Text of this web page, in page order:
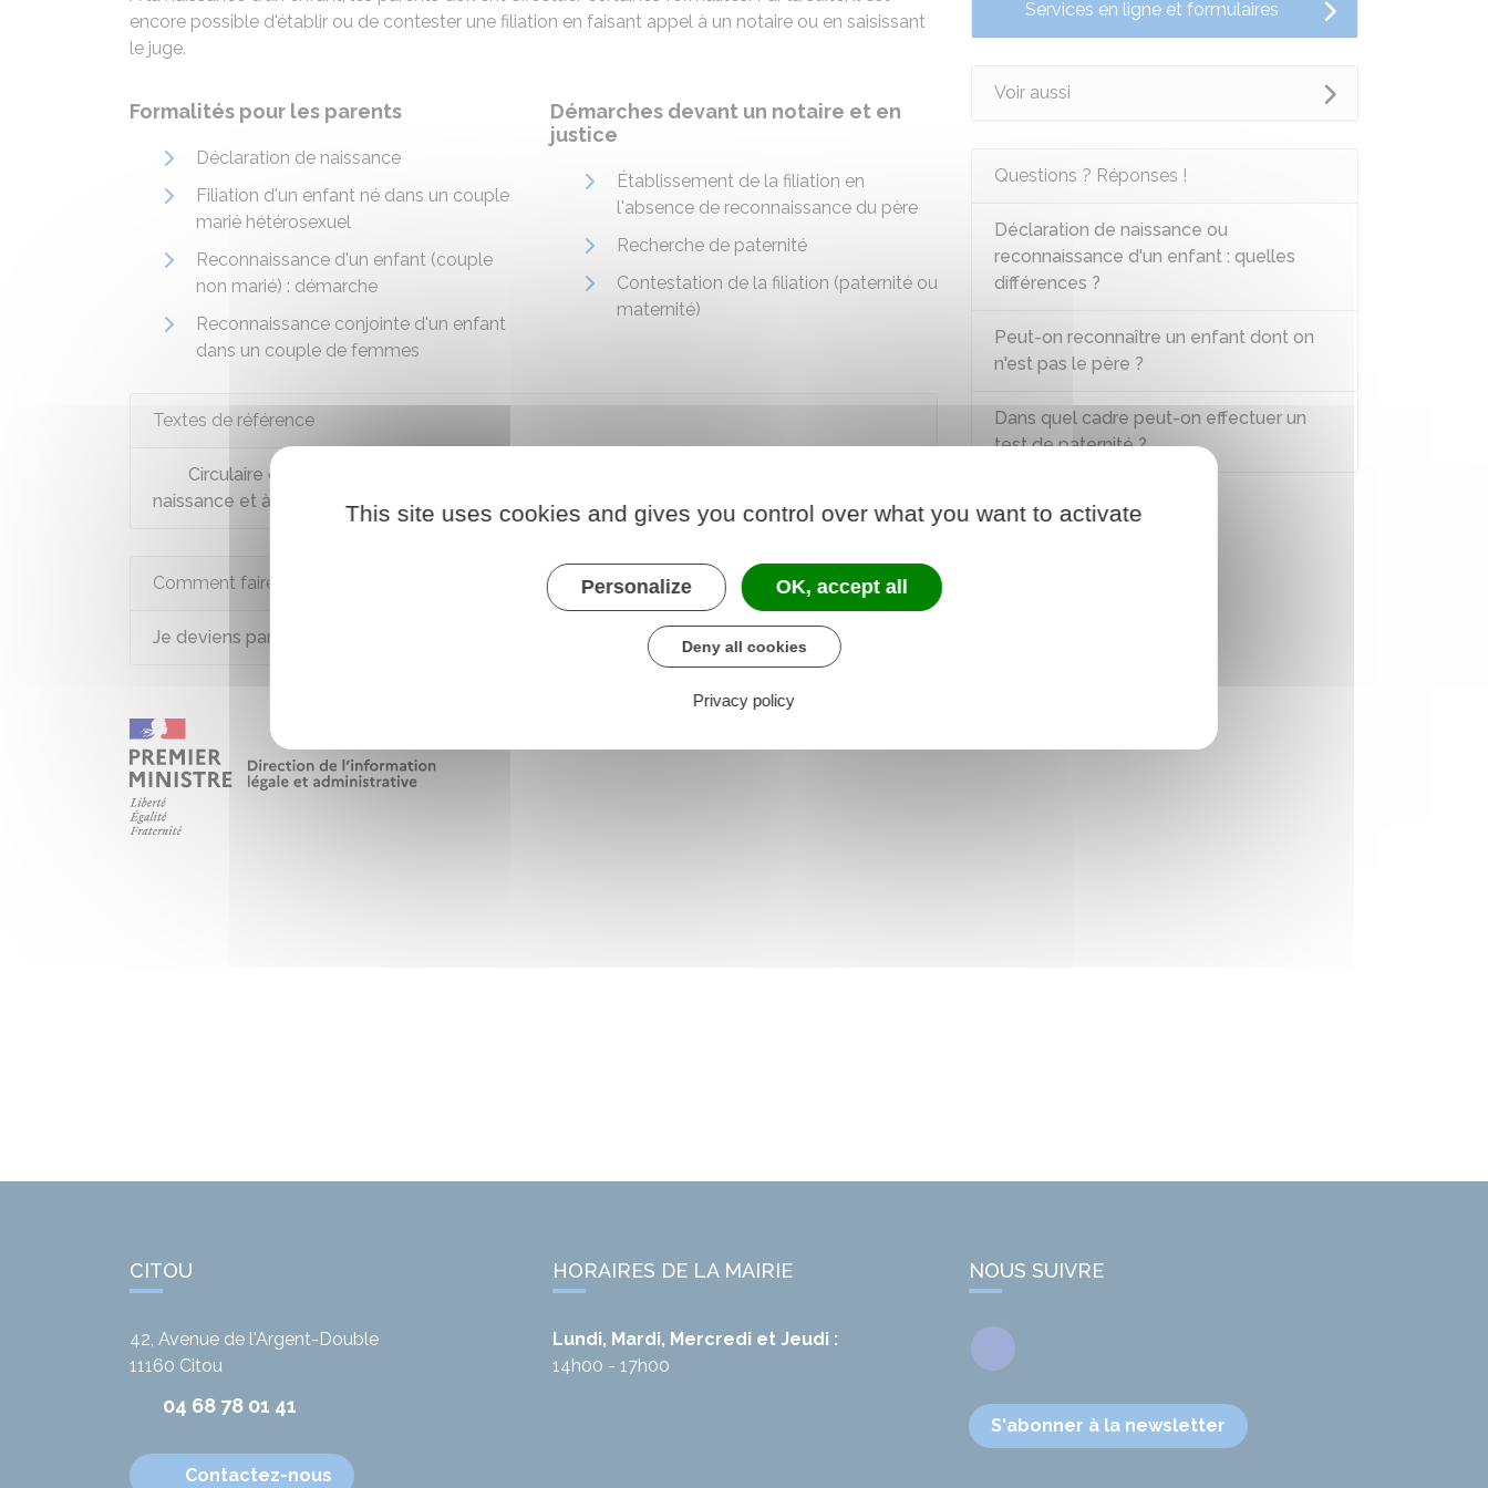
encore possible d'établir ou de contester une filiation en faisant appel à un notaire ou en saisissant
le juge.
Formalités pour les parents
Déclaration de naissance
Filiation d'un enfant né dans un couple
marié hétérosexuel
Reconnaissance d'un enfant (couple
non marié) : démarche
Reconnaissance conjointe d'un enfant
dans un couple de femmes
Démarches devant un notaire et en
justice
Établissement de la filiation en
l'absence de reconnaissance du père
Recherche de paternité
Contestation de la filiation (paternité ou
maternité)
Textes de référence
Circulaire du 28 octobre 2011 portant sur divers actes de l'état civil relatifs à la
naissance et à la filiation
Comment faire si...
Je deviens parent
Services en ligne et formulaires
Voir aussi
Questions ? Réponses !
Déclaration de naissance ou
reconnaissance d'un enfant : quelles
différences ?
Peut-on reconnaître un enfant dont on
n'est pas le père ?
Dans quel cadre peut-on effectuer un
test de paternité ?
CITOU
42, Avenue de l'Argent-Double
11160 Citou
04 68 78 01 41
Contactez-nous
HORAIRES DE LA MAIRIE
Lundi, Mardi, Mercredi et Jeudi :
14h00 - 17h00
NOUS SUIVRE
Facebook
S'abonner à la newsletter
This site uses cookies and gives you control over what you want to activate
Personalize OK, accept all
Deny all cookies
Privacy policy